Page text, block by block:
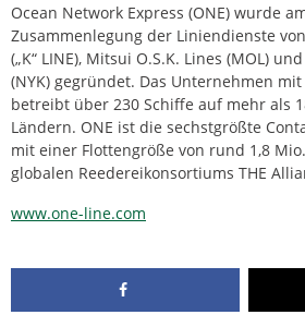
Ocean Network Express (ONE) wurde
Zusammenlegung der Liniendienste
(„K“ LINE), Mitsui O.S.K. Lines (MOL)
(NYK) gegründet. Das Unternehmen
betreibt über 230 Schiffe auf mehr als
Ländern. ONE ist die sechstgrößte
mit einer Flottengröße von rund 1,8
globalen Reedereikonsortiums THE
www.one-line.com